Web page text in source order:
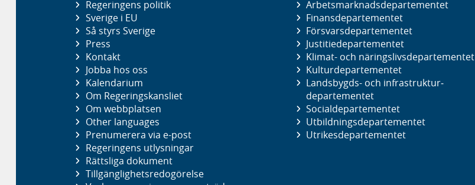
Regeringens politik
Sverige i EU
Så styrs Sverige
Press
Kontakt
Jobba hos oss
Kalendarium
Om Regeringskansliet
Om webbplatsen
Other languages
Prenumerera via e-post
Regeringens utlysningar
Rättsliga dokument
Tillgänglighetsredogörelse
Arbetsmarknads­departementet
Finans­departementet
Försvars­departementet
Justitie­departementet
Klimat- och näringslivs­departementet
Kultur­departementet
Landsbygds- och infrastruktur­
departementet
Social­departementet
Utbildnings­departementet
Utrikes­departementet